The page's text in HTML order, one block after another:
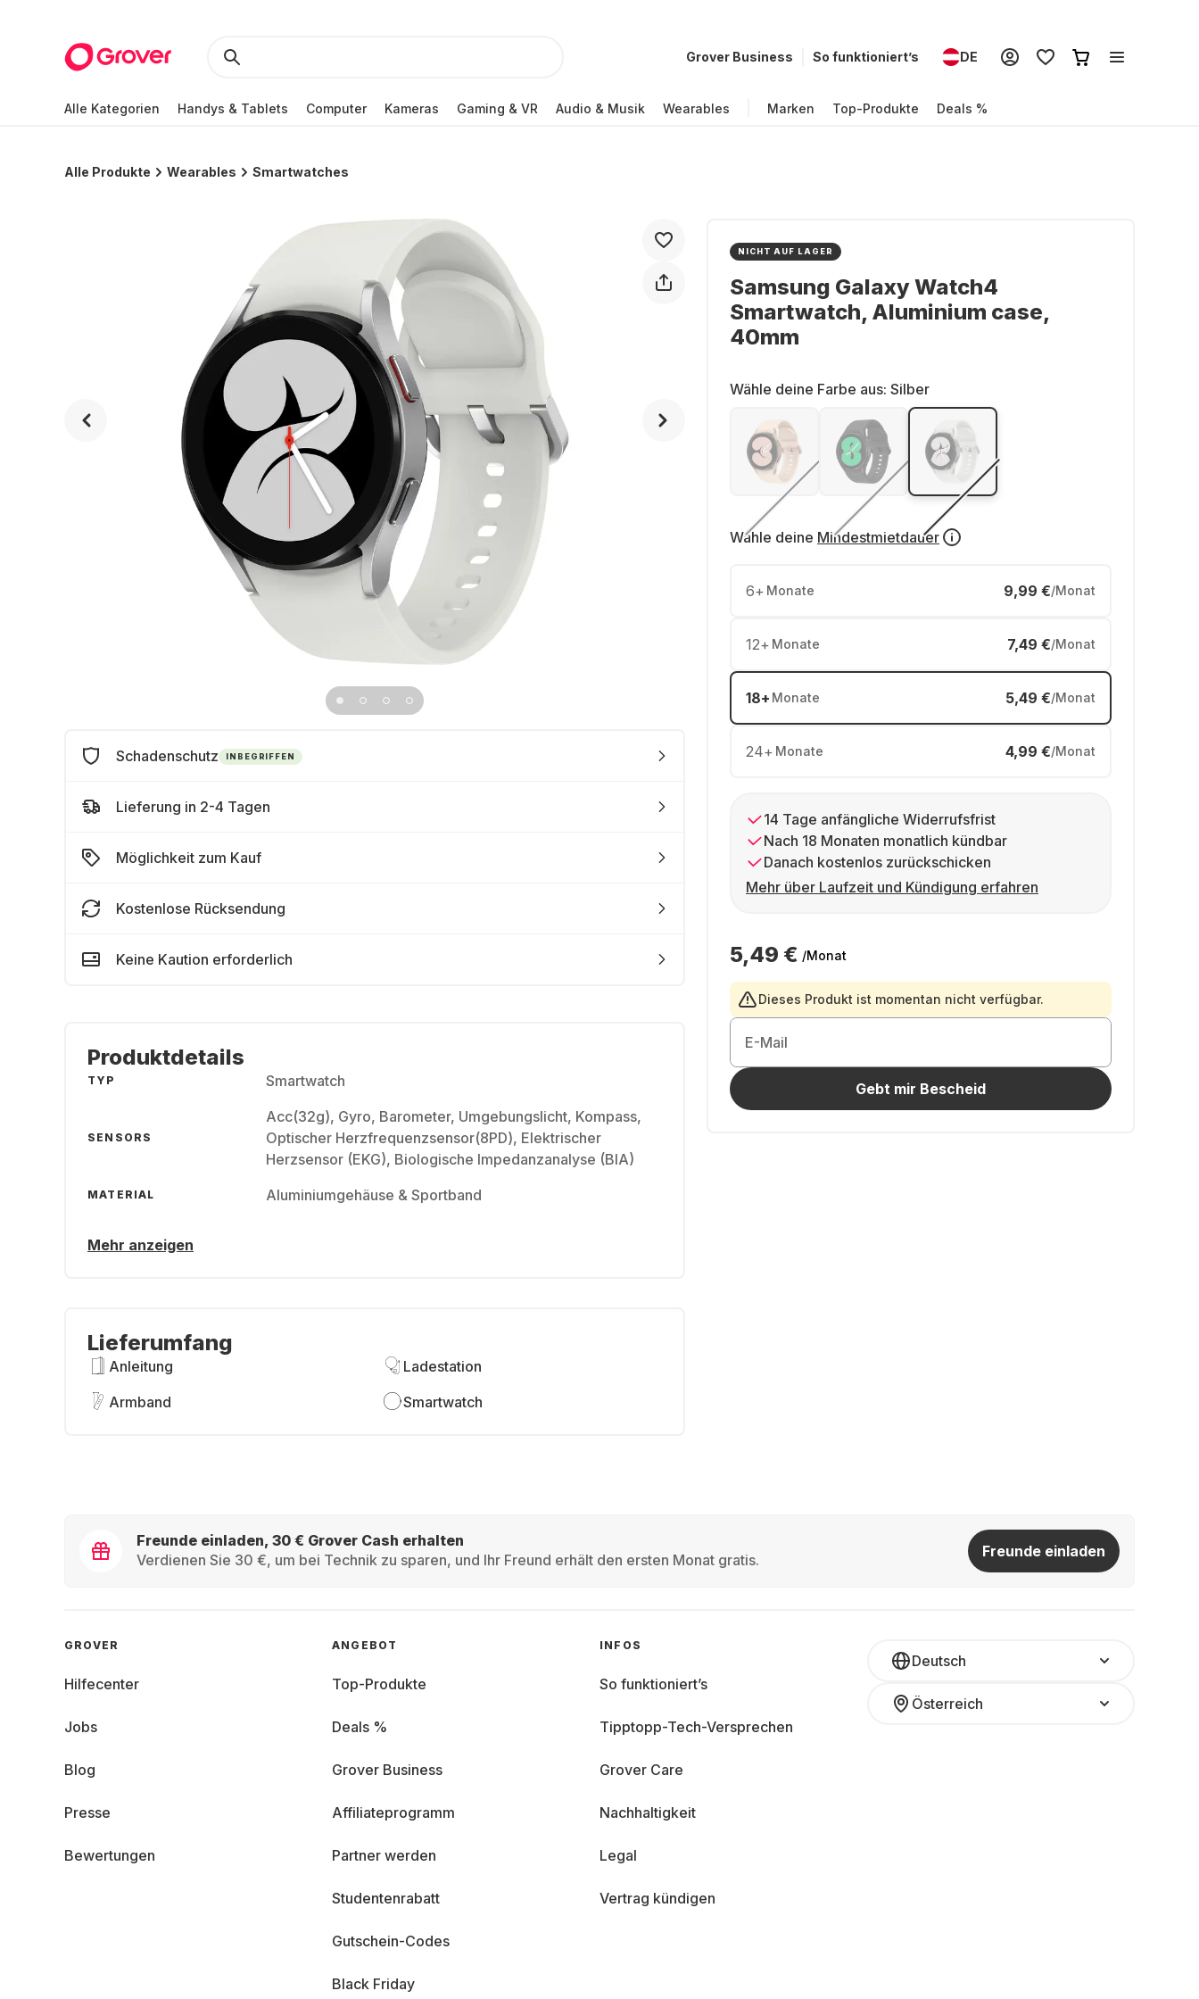
Grover Business So funktioniert’s DE
Alle Kategorien Handys & Tablets Computer Kameras Gaming & VR Audio & Musik Wearables Marken Top-Produkte Deals %
Alle Produkte Wearables Smartwatches
NICHT AUF LAGER
Samsung Galaxy Watch4
Smartwatch, Aluminium case,
40mm
Wähle deine Farbe aus: Silber
Wähle deine Mindestmietdauer
6+ Monate 9,99 €/Monat
12+ Monate 7,49 €/Monat
18+ Monate 5,49 €/Monat
24+ Monate 4,99 €/Monat
14 Tage anfängliche Widerrufsfrist
Nach 18 Monaten monatlich kündbar
Danach kostenlos zurückschicken
Mehr über Laufzeit und Kündigung erfahren
5,49 € /Monat
Dieses Produkt ist momentan nicht verfügbar.
E-Mail
Gebt mir Bescheid
Schadenschutz INBEGRIFFEN
Lieferung in 2-4 Tagen
Möglichkeit zum Kauf
Kostenlose Rücksendung
Keine Kaution erforderlich
Produktdetails
TYP Smartwatch
SENSORS
Acc(32g), Gyro, Barometer, Umgebungslicht, Kompass,
Optischer Herzfrequenzsensor(8PD), Elektrischer
Herzsensor (EKG), Biologische Impedanzanalyse (BIA)
MATERIAL Aluminiumgehäuse & Sportband
Mehr anzeigen
Lieferumfang
Anleitung
Ladestation
Armband
Smartwatch
Freunde einladen, 30 € Grover Cash erhalten
Verdienen Sie 30 €, um bei Technik zu sparen, und Ihr Freund erhält den ersten Monat gratis.
Freunde einladen
Deutsch
Österreich
GROVER
Hilfecenter
Jobs
Blog
Presse
Bewertungen
ANGEBOT
Top-Produkte
Deals %
Grover Business
Affiliateprogramm
Partner werden
Studentenrabatt
Gutschein-Codes
Black Friday
INFOS
So funktioniert’s
Tipptopp-Tech-Versprechen
Grover Care
Nachhaltigkeit
Legal
Vertrag kündigen